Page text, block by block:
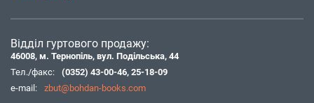
Відділ гуртового продажу:
46008, м. Тернопіль, вул. Подільська, 44
Тел./факс:
(0352) 43-00-46, 25-18-09
e-mail:
zbut@bohdan-books.com